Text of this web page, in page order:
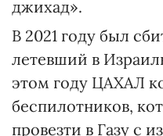
джихад».
В 2021 году был
летевший в
этом году ЦАХАЛ
беспилотников,
провезти в Газу с